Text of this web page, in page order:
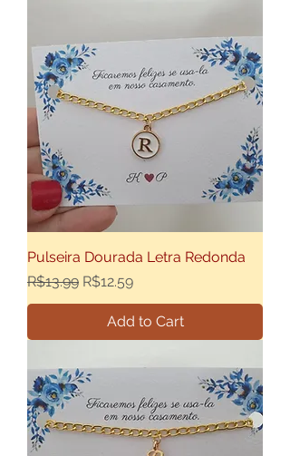
Pulseira Dourada Letra Redonda
Regular Price
R$13.99 Sale Price
R$12.59
Add to Cart